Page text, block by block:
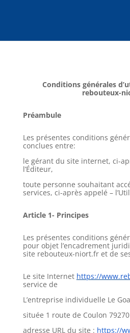
Conditions générales
rebouteux-
Préambule
Les présentes conditions
conclues entre:
le gérant du site internet, ci-
l’Éditeur,
toute personne souhaitant
services, ci-après appelé –
Article 1- Principes
Les présentes conditions
pour objet l’encadrement
site rebouteux-niort.fret de
Le site Internet https://
service de
L’entreprise individuelle Le
située 1 route de Coulon
adresse URL du site : https://